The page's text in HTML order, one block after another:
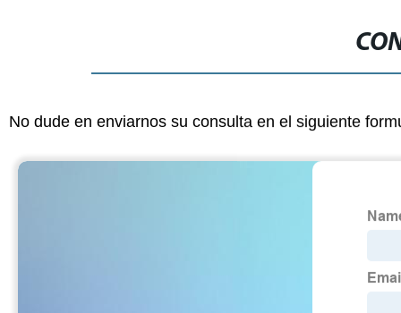
No dude en enviarnos su consulta en el siguiente